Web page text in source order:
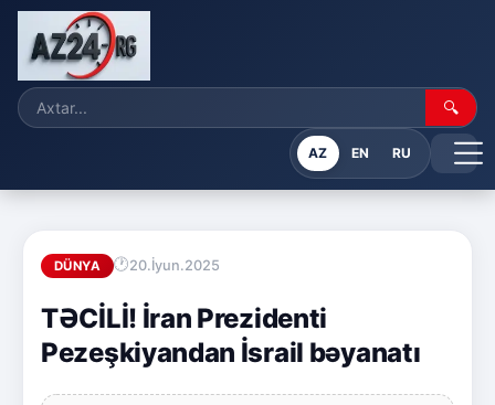
🔍
AZ EN RU
DÜNYA 20.İyun.2025
TƏCİLİ! İran Prezidenti
Pezeşkiyandan İsrail bəyanatı